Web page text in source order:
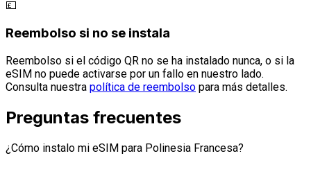
💷
Reembolso si no se instala
Reembolso si el código QR no se ha instalado nunca, o si la
eSIM no puede activarse por un fallo en nuestro lado.
Consulta nuestra política de reembolso para más detalles.
Preguntas frecuentes
¿Cómo instalo mi eSIM para Polinesia Francesa?